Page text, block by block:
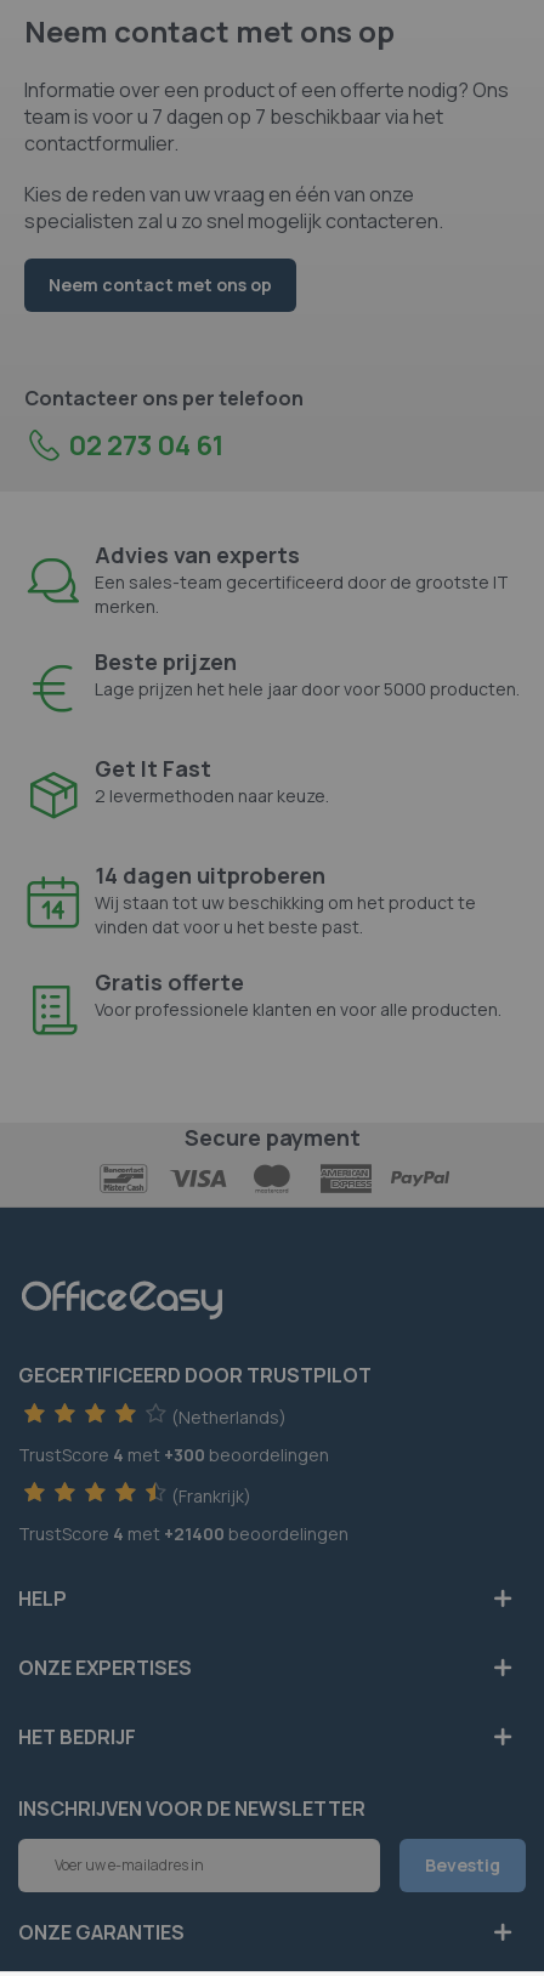
Neem contact met ons op
Informatie over een product of een offerte nodig? Ons
team is voor u 7 dagen op 7 beschikbaar via het
contactformulier.
Kies de reden van uw vraag en één van onze
specialisten zal u zo snel mogelijk contacteren.
Neem contact met ons op
Contacteer ons per telefoon
02 273 04 61
Advies van experts
Een sales-team gecertificeerd door de grootste IT
merken.
Beste prijzen
Lage prijzen het hele jaar door voor 5000 producten.
Get It Fast
2 levermethoden naar keuze.
14 dagen uitproberen
Wij staan tot uw beschikking om het product te
vinden dat voor u het beste past.
Gratis offerte
Voor professionele klanten en voor alle producten.
Secure payment
GECERTIFICEERD DOOR TRUSTPILOT
(Netherlands)
TrustScore 4 met +300 beoordelingen
(Frankrijk)
TrustScore 4 met +21400 beoordelingen
HELP
ONZE EXPERTISES
HET BEDRIJF
INSCHRIJVEN VOOR DE NEWSLETTER
Abonneer
op
onze
nieuwsbrief
Bevestig
ONZE GARANTIES